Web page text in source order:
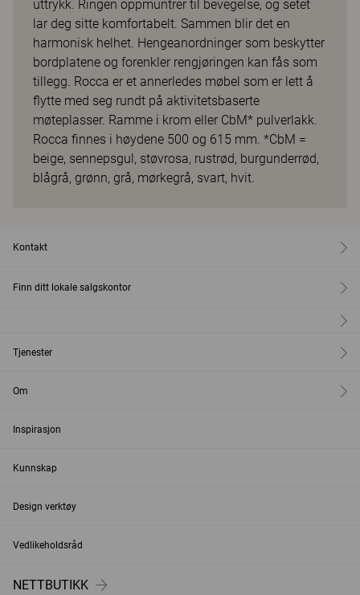
uttrykk. Ringen oppmuntrer til bevegelse, og setet
lar deg sitte komfortabelt. Sammen blir det en
harmonisk helhet. Hengeanordninger som beskytter
bordplatene og forenkler rengjøringen kan fås som
tillegg. Rocca er et annerledes møbel som er lett å
flytte med seg rundt på aktivitetsbaserte
møteplasser. Ramme i krom eller CbM* pulverlakk.
Rocca finnes i høydene 500 og 615 mm. *CbM =
beige, sennepsgul, støvrosa, rustrød, burgunderrød,
blågrå, grønn, grå, mørkegrå, svart, hvit.
Kontakt
Finn ditt lokale salgskontor
Tjenester
Om
Inspirasjon
Kunnskap
Design verktøy
Vedlikeholdsråd
NETTBUTIKK